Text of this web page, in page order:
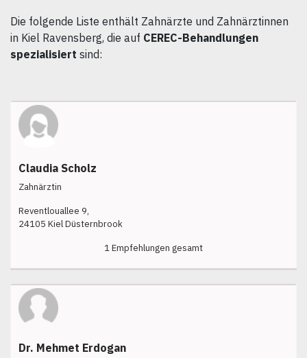
Die folgende Liste enthält Zahnärzte und Zahnärztinnen
in Kiel Ravensberg, die auf CEREC-Behandlungen
spezialisiert sind:
Claudia Scholz
Zahnärztin
Reventlouallee 9,
24105 Kiel Düsternbrook
1 Empfehlungen gesamt
Dr. Mehmet Erdogan